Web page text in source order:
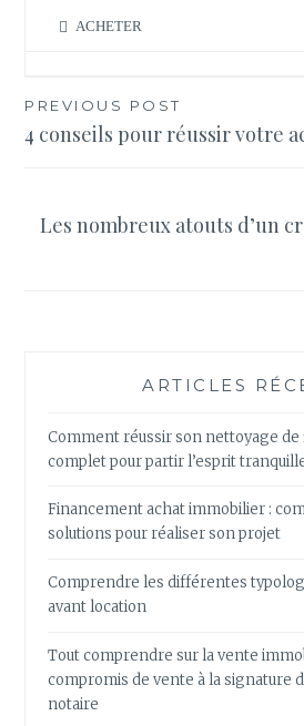
ACHETER
Navigation
de
PREVIOUS POST
4 conseils pour réussir votre
Les nombreux atouts d’un
ARTICLES
Comment réussir son nettoyage de
complet pour partir l’esprit
Financement achat immobilier :
solutions pour réaliser son projet
Comprendre les différentes
avant location
Tout comprendre sur la vente
compromis de vente à la signature
notaire